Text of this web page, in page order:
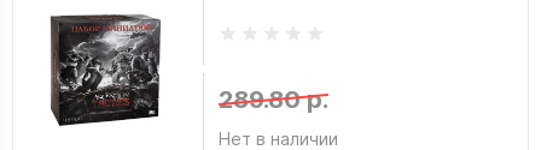
289.80 р.
Нет в наличии